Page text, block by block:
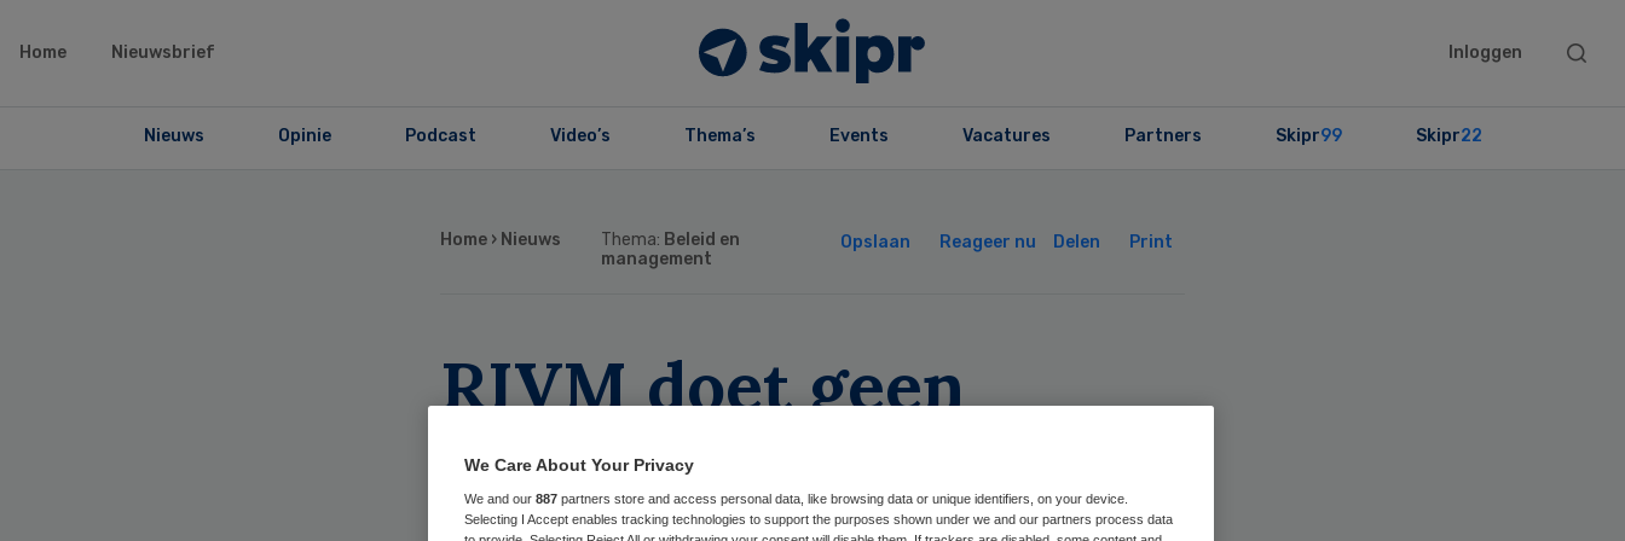
Home Nieuwsbrief Inloggen
Search
Nieuws Opinie Podcast Video’s Thema’s Events Vacatures Partners Skipr99 Skipr22
Home › Nieuws Thema: Beleid en
management
Opslaan Reageer nu Delen Print
RIVM doet geen
aangifte tegen
podcastmakers
We Care About Your Privacy
We and our 887 partners store and access personal data, like browsing data or unique identifiers, on your device.
Selecting I Accept enables tracking technologies to support the purposes shown under we and our partners process data